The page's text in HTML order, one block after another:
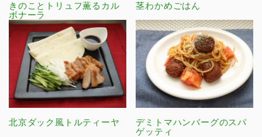
きのことトリュフ薫るカル
ボナーラ
茎わかめごはん
北京ダック風トルティーヤ
デミトマハンバーグのスパ
ゲッティ